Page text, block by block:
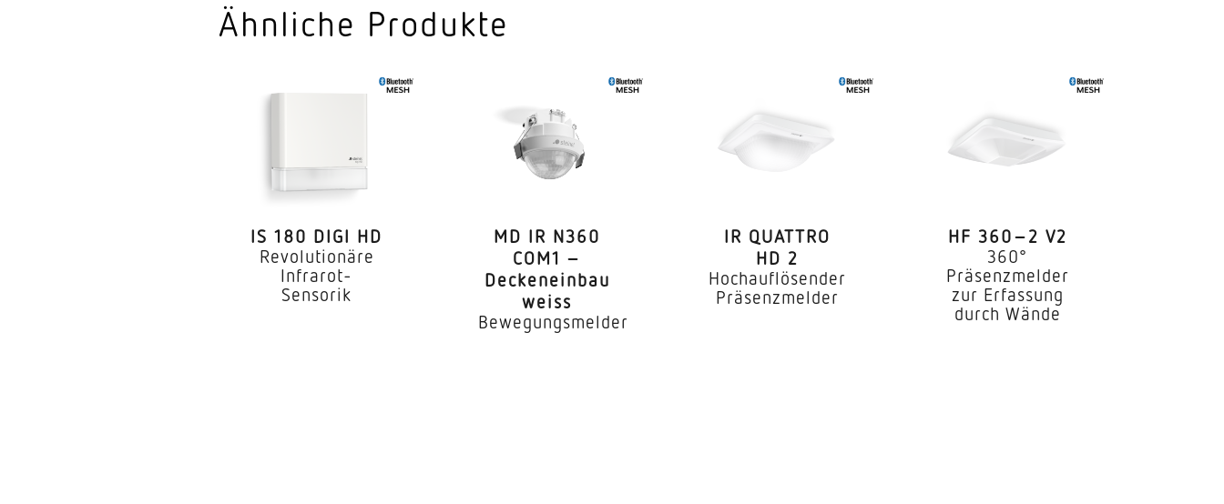
Montageort
1,80 – 6,00 m
optimale Montagehöhe
Montagehöhe max
Leistung
0,5 W
Eigenverbrauch
0,3 W
Ähnliche Produkte
IS 180 DIGI HD
Revolutionäre
Infrarot-
Sensorik
MD IR N360
COM1 –
Decken­einbau
weiss
Bewegungsmelder
IR QUATTRO
HD 2
Hochauflösender
Präsenzmelder
HF 360–2 V2
360°
Präsenzmelder
zur Erfassung
durch Wände